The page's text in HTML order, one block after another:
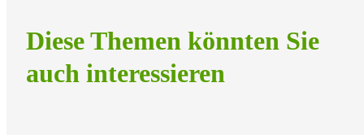
Diese Themen könnten Sie
auch interessieren